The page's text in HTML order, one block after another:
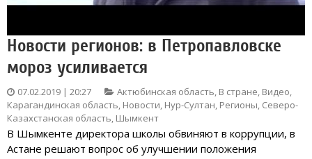
Новости регионов: в Петропавловске
мороз усиливается
07.02.2019 | 20:27 Актюбинская область, В стране, Видео,
Карагандинская область, Новости, Нур-Султан, Регионы, Северо-
Казахстанская область, Шымкент
В Шымкенте директора школы обвиняют в коррупции, в
Астане решают вопрос об улучшении положения